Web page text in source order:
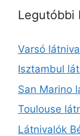
Legutóbbi
Varsó
Isztambul
San Marino
Toulouse
Látnivalók